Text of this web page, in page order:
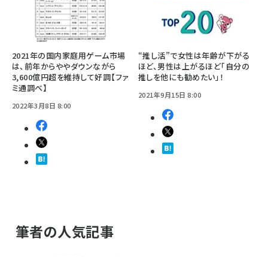
2021年の国内家庭用ゲーム市場
は、前年からややダウンながら
3,600億円超を維持して好調【ファ
ミ通調べ】
2022年3月8日 8:00
“推し活”で女性は年齢が下がる
ほど、男性は上がるほど「自分の
推しを他にも勧めたい」！
2021年9月15日 8:00
筆者の人気記事